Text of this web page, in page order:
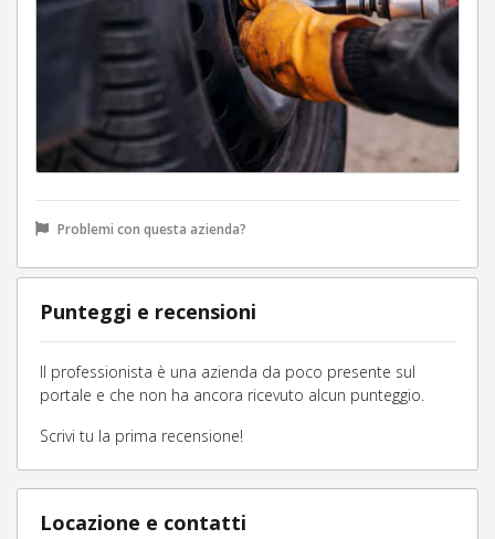
Problemi con questa azienda?
Punteggi e recensioni
Il professionista è una azienda da poco presente sul
portale e che non ha ancora ricevuto alcun punteggio.
Scrivi tu la prima recensione!
Locazione e contatti